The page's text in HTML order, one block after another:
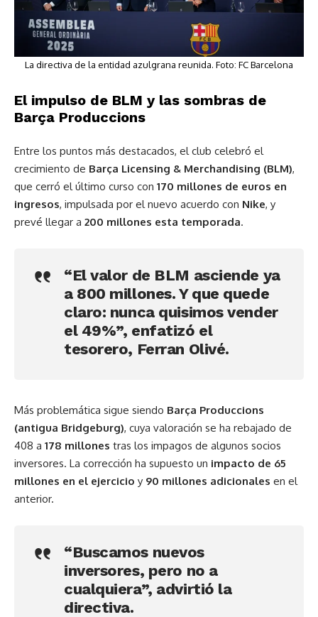
La directiva de la entidad azulgrana reunida. Foto: FC Barcelona
El impulso de BLM y las sombras de
Barça Produccions
Entre los puntos más destacados, el club celebró el
crecimiento de Barça Licensing & Merchandising (BLM),
que cerró el último curso con 170 millones de euros en
ingresos, impulsada por el nuevo acuerdo con Nike, y
prevé llegar a 200 millones esta temporada.
“El valor de BLM asciende ya
a 800 millones. Y que quede
claro: nunca quisimos vender
el 49%”, enfatizó el
tesorero, Ferran Olivé.
Más problemática sigue siendo Barça Produccions
(antigua Bridgeburg), cuya valoración se ha rebajado de
408 a 178 millones tras los impagos de algunos socios
inversores. La corrección ha supuesto un impacto de 65
millones en el ejercicio y 90 millones adicionales en el
anterior.
“Buscamos nuevos
inversores, pero no a
cualquiera”, advirtió la
directiva.